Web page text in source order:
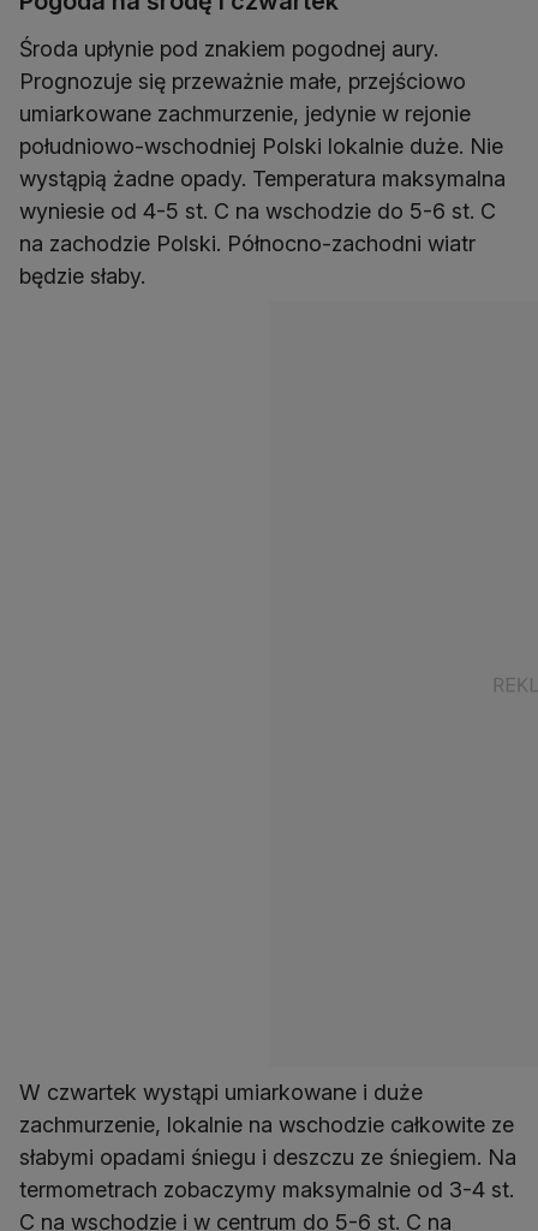
Środa upłynie pod znakiem pogodnej aury.
Prognozuje się przeważnie małe, przejściowo
umiarkowane zachmurzenie, jedynie w rejonie
południowo-wschodniej Polski lokalnie duże. Nie
wystąpią żadne opady. Temperatura maksymalna
wyniesie od 4-5 st. C na wschodzie do 5-6 st. C
na zachodzie Polski. Północno-zachodni wiatr
będzie słaby.
W czwartek wystąpi umiarkowane i duże
zachmurzenie, lokalnie na wschodzie całkowite ze
słabymi opadami śniegu i deszczu ze śniegiem. Na
termometrach zobaczymy maksymalnie od 3-4 st.
C na wschodzie i w centrum do 5-6 st. C na